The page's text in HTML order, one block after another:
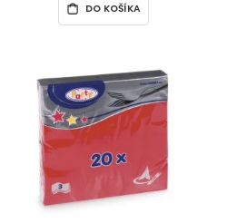
DO KOŠÍKA